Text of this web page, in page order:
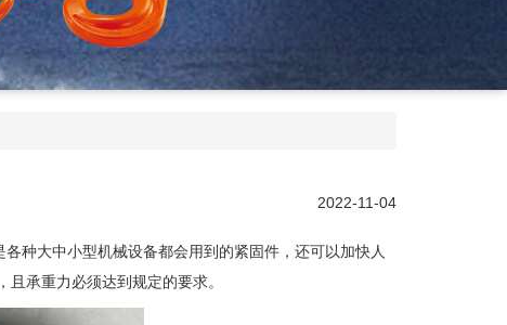
2022-11-04
种大中小型机械设备都会用到的紧固件，还可以加快人
承重力必须达到规定的要求。